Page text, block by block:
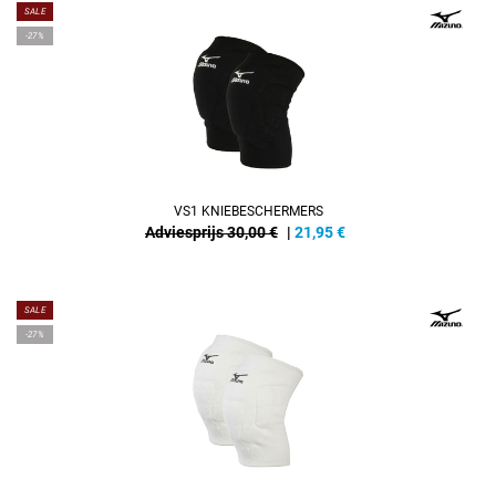
SALE
-27%
VS1 KNIEBESCHERMERS
Adviesprijs 30,00 € | 21,95€
SALE
-27%